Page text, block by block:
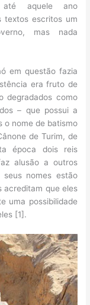
aquele ano
textos escritos um
mas nada
em questão fazia
era fruto de
degradados como
– que possui a
o nome de batismo
de Turim, de
época dois reis
alusão a outros
seus nomes estão
acreditam que eles
uma possibilidade
[1].